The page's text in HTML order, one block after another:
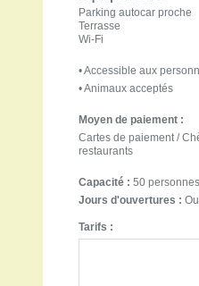
Parking autocar proche
Terrasse
Wi-Fi
• Accessible aux
• Animaux acceptés
Moyen de paiement :
Cartes de paiement /
restaurants
Capacité : 50 personnes
Jours d'ouvertures :
Tarifs :